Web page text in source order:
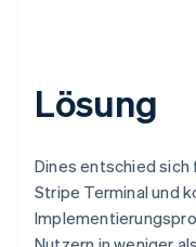
Lösung
Dines entschied sich
Stripe Terminal und